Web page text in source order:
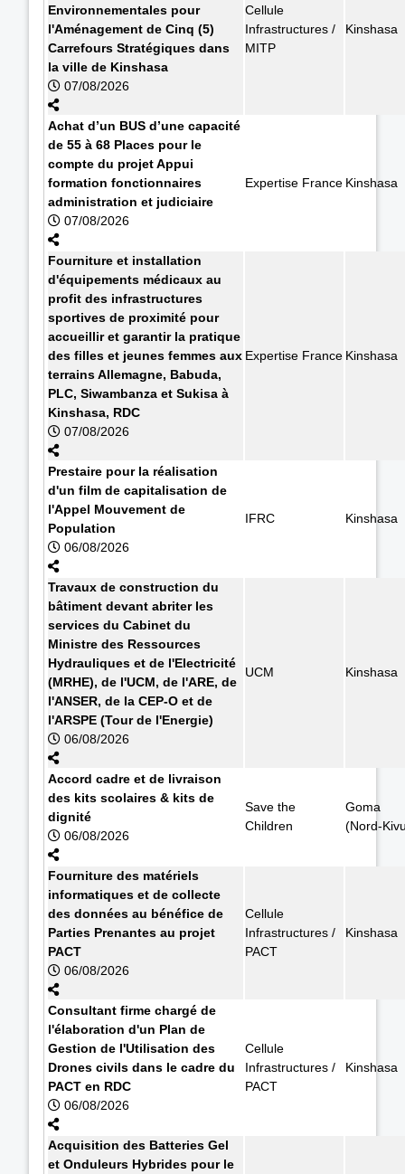
Environnementales pour
l'Aménagement de Cinq (5)
Carrefours Stratégiques dans
la ville de Kinshasa
07/08/2026
Cellule
Infrastructures /
MITP
Kinshasa
Achat d’un BUS d’une capacité
de 55 à 68 Places pour le
compte du projet Appui
formation fonctionnaires
administration et judiciaire
07/08/2026
Expertise France Kinshasa
Fourniture et installation
d'équipements médicaux au
profit des infrastructures
sportives de proximité pour
accueillir et garantir la pratique
des filles et jeunes femmes aux
terrains Allemagne, Babuda,
PLC, Siwambanza et Sukisa à
Kinshasa, RDC
07/08/2026
Expertise France Kinshasa
Prestaire pour la réalisation
d'un film de capitalisation de
l'Appel Mouvement de
Population
06/08/2026
IFRC Kinshasa
Travaux de construction du
bâtiment devant abriter les
services du Cabinet du
Ministre des Ressources
Hydrauliques et de l'Electricité
(MRHE), de l'UCM, de l'ARE, de
l'ANSER, de la CEP-O et de
l'ARSPE (Tour de l'Energie)
06/08/2026
UCM Kinshasa
Accord cadre et de livraison
des kits scolaires & kits de
dignité
06/08/2026
Save the
Children
Goma
(Nord-
Fourniture des matériels
informatiques et de collecte
des données au bénéfice de
Parties Prenantes au projet
PACT
06/08/2026
Cellule
Infrastructures /
PACT
Kinshasa
Consultant firme chargé de
l'élaboration d'un Plan de
Gestion de l'Utilisation des
Drones civils dans le cadre du
PACT en RDC
06/08/2026
Cellule
Infrastructures /
PACT
Kinshasa
Acquisition des Batteries Gel
et Onduleurs Hybrides pour le